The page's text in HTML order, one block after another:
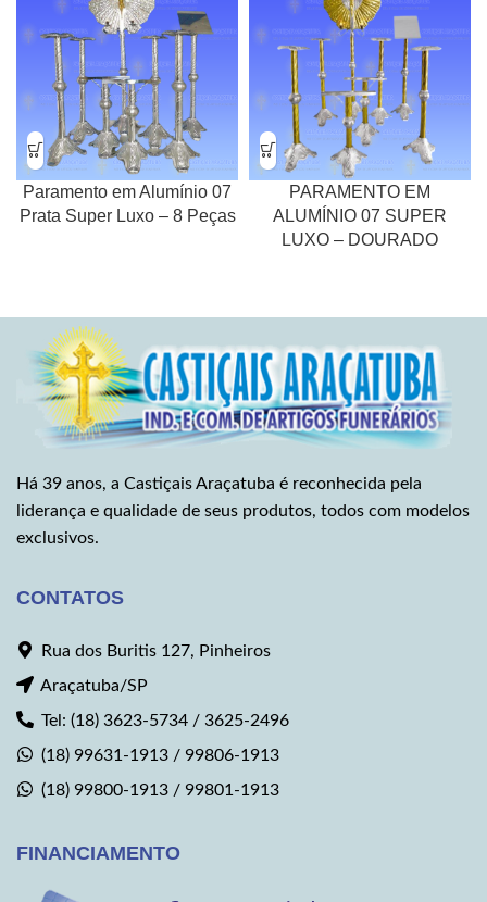
Paramento em Alumínio 07
Prata Super Luxo – 8 Peças
PARAMENTO EM
ALUMÍNIO 07 SUPER
LUXO – DOURADO
Há 39 anos, a Castiçais Araçatuba é reconhecida pela
liderança e qualidade de seus produtos, todos com modelos
exclusivos.
CONTATOS
Rua dos Buritis 127, Pinheiros
Araçatuba/SP
Tel: (18) 3623-5734 / 3625-2496
(18) 99631-1913 / 99806-1913
(18) 99800-1913 / 99801-1913
FINANCIAMENTO